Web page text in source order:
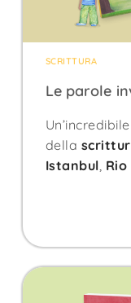
SCRITTURA
Le parole
della
Istanbul,